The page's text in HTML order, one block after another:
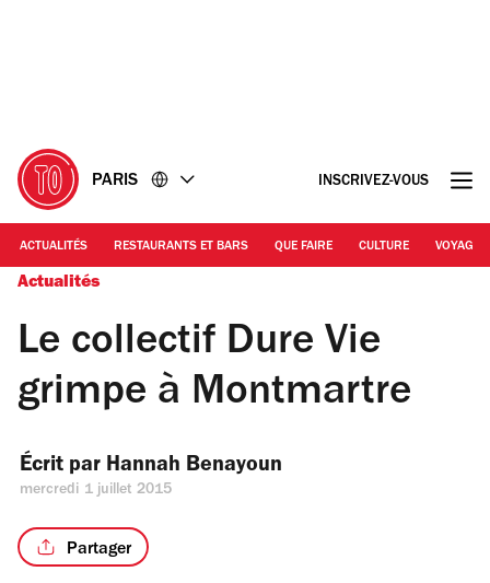
PARIS INSCRIVEZ-VOUS
ACTUALITÉS RESTAURANTS ET BARS QUE FAIRE CULTURE VOYAGE
Actualités
Le collectif Dure Vie
grimpe à Montmartre
Écrit par Hannah Benayoun
mercredi 1 juillet 2015
Partager